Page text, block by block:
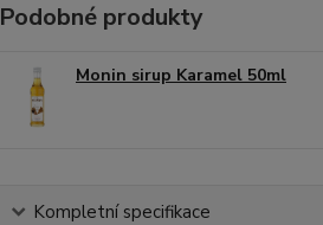
Podobné produkty
Monin sirup Karamel 50ml
Kompletní specifikace